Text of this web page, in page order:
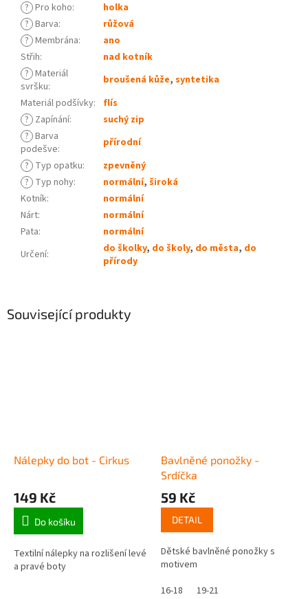
Související produkty
Nálepky do bot - Cirkus
149 Kč
Do košíku
Textilní nálepky na rozlišení levé
a pravé boty
Bavlněné ponožky -
Srdíčka
59 Kč
DETAIL
Dětské bavlněné ponožky s
motivem
16-18
19-21
? Pro koho:
holka
? Barva:
růžová
? Membrána:
ano
Střih:
nad kotník
? Materiál
svršku: broušená kůže, syntetika
Materiál podšívky:
flís
? Zapínání:
suchý zip
? Barva
podešve:
přírodní
? Typ opatku:
zpevněný
? Typ nohy: normální, široká
Kotník:
normální
Nárt:
normální
Pata:
normální
Určení: do školky, do školy, do města, do
přírody